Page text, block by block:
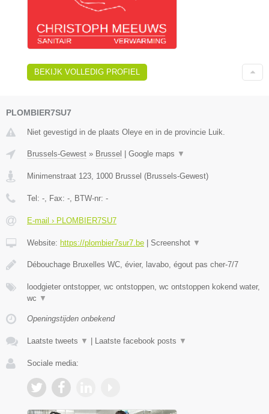
BEKIJK VOLLEDIG PROFIEL
PLOMBIER7SU7
Niet gevestigd in de plaats Oleye en in de provincie Luik.
Brussels-Gewest » Brussel Google maps ▼
Minimenstraat 123 1000 Brussel (Brussels-Gewest)
Tel: - , Fax: - , BTW-nr: -
E-mail › PLOMBIER7SU7
Website: https://plombier7sur7.be Screenshot ▼
Débouchage Bruxelles WC, évier, lavabo, égout pas cher-7/7
loodgieter ontstopper, wc ontstoppen, wc ontstoppen kokend water,
wc ▼
Openingstijden onbekend
Laatste tweets ▼ Laatste facebook posts ▼
Sociale media: